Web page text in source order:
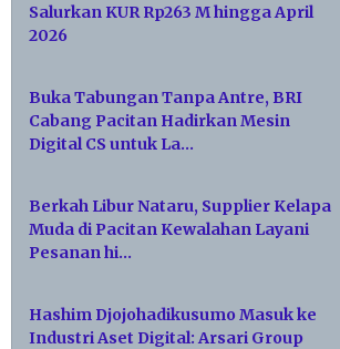
Salurkan KUR Rp263 M hingga April
2026
Buka Tabungan Tanpa Antre, BRI
Cabang Pacitan Hadirkan Mesin
Digital CS untuk La…
Berkah Libur Nataru, Supplier Kelapa
Muda di Pacitan Kewalahan Layani
Pesanan hi…
Hashim Djojohadikusumo Masuk ke
Industri Aset Digital: Arsari Group